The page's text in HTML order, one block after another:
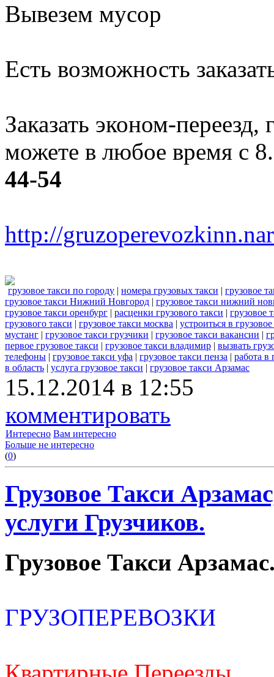
Вывезем мусор
Есть возможность
Заказать эконом-переезд,
можете в любое время с
44-54
http://
грузовое такси по городу | номера грузовых такси | грузовое
грузовое такси Нижний Новгород | грузовое такси нижний
грузовое такси оренбург | расценки грузового такси | грузовое
грузового такси | грузовое такси москва | устроиться в
мустанг | грузовое такси грузчики | грузовое такси вакансии |
первое грузовое такси | грузовое такси владимир | вызвать
телефоны | грузовое такси уфа | грузовое такси пенза | работа в
в область | услуга грузовое такси | грузовое такси Арзамас
15.12.2014 в 12:55
комментировать
Интересно Вам интересно
Больше не интересно
(0)
Грузовое Такси
услуги Грузчиков.
Грузовое Такси
ГРУЗОПЕРЕВОЗКИ